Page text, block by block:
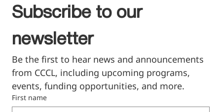
Subscribe to our
newsletter
Be the first to hear news and announcements
from CCCL, including upcoming programs,
events, funding opportunities, and more.
First name